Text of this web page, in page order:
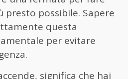
possibile. Sapere
questa
per evitare
significa che hai